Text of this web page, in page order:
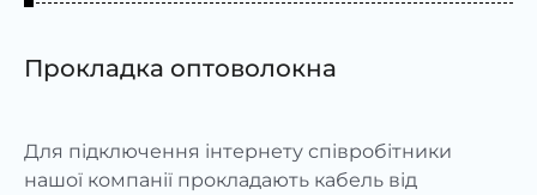
Прокладка оптоволокна
Для підключення інтернету співробітники
нашої компанії прокладають кабель від